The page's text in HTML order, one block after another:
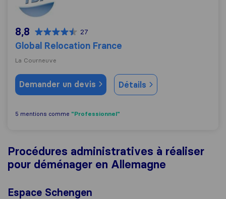
8,8 27
Global Relocation France
La Courneuve
Demander un devis Détails
5 mentions comme "Professionnel"
Procédures administratives à réaliser
pour déménager en Allemagne
Espace Schengen